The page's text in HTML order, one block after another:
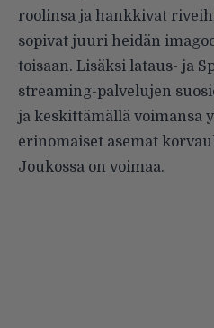
roolinsa ja hankkivat
sopivat juuri heidän
toisaan. Lisäksi lataus- ja
streaming-palvelujen
ja keskittämällä voimansa
erinomaiset asemat
Joukossa on voimaa.